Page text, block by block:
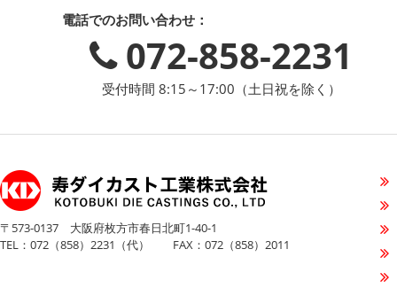
電話でのお問い合わせ：
072-858-2231
受付時間 8:15～17:00（土日祝を除く）
〒573-0137 大阪府枚方市春日北町1-40-1
TEL：072（858）2231（代） FAX：072（858）2011